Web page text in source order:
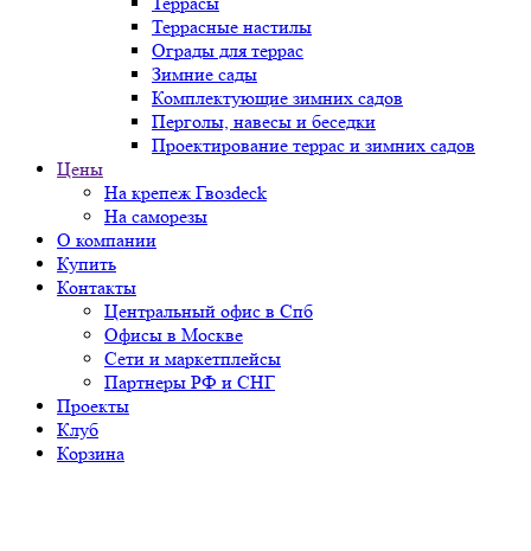
Террасные настилы
Ограды для террас
Зимние сады
Комплектующие зимних садов
Перголы, навесы и беседки
Проектирование террас и зимних садов
Цены
На крепеж Гвозdeck
На саморезы
О компании
Купить
Контакты
Центральный офис в Спб
Офисы в Москве
Сети и маркетплейсы
Партнеры РФ и СНГ
Проекты
Клуб
Корзина